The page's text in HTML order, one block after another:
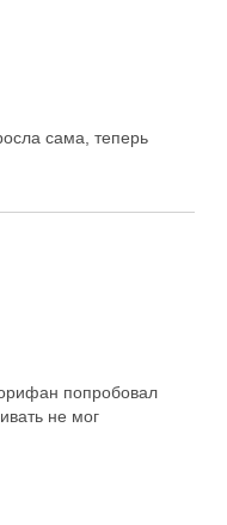
сама, теперь
попробовал
не мог